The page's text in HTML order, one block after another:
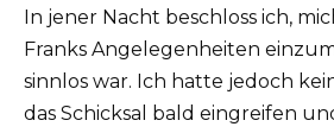
In jener Nacht beschloss ich,
Franks Angelegenheiten
sinnlos war. Ich hatte jedoch
das Schicksal bald eingreifen